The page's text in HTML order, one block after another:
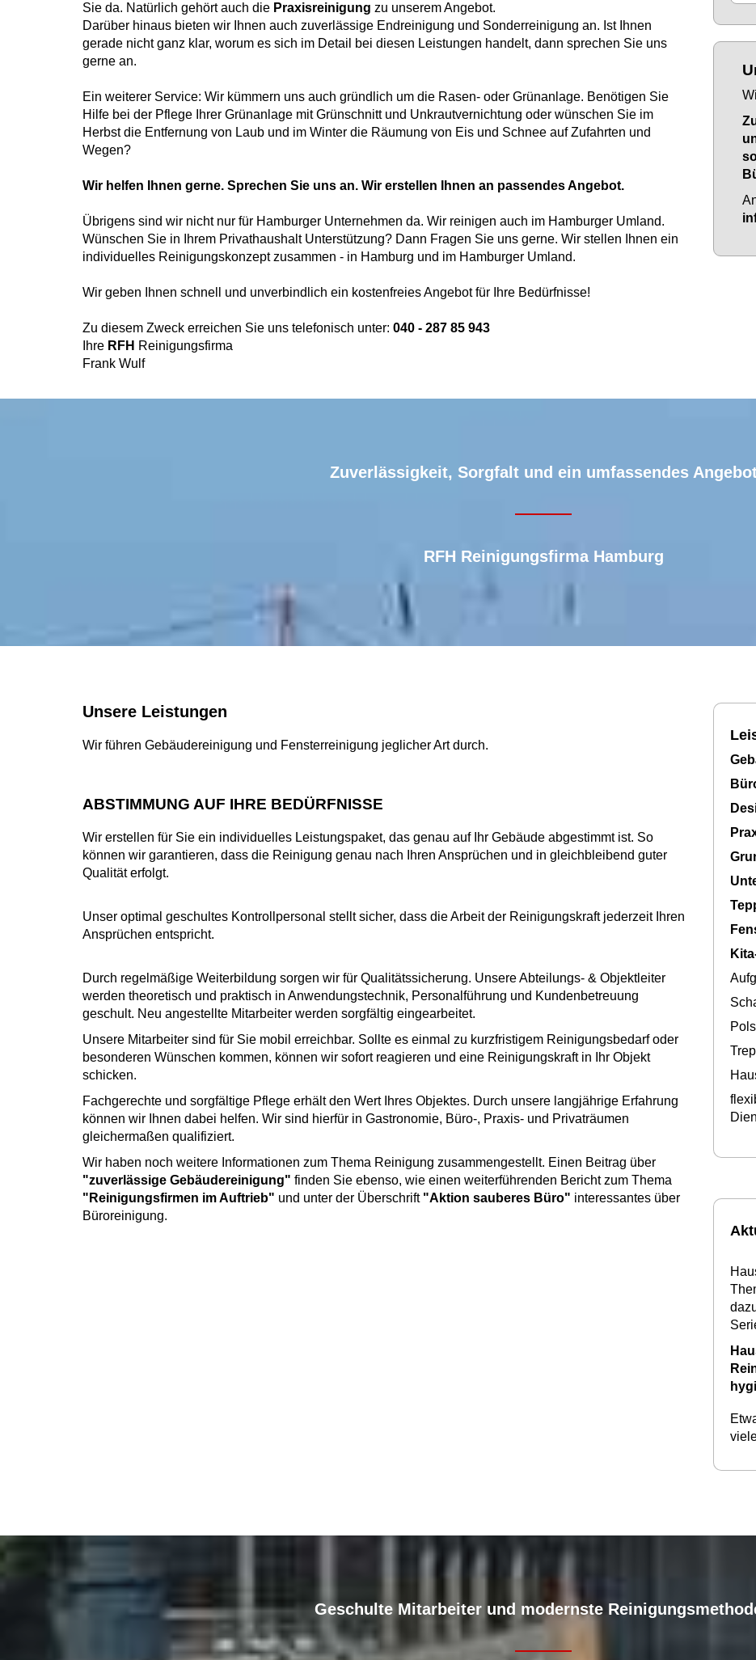
Sie da. Natürlich gehört auch die Praxisreinigung zu unserem Angebot.
Darüber hinaus bieten wir Ihnen auch zuverlässige Endreinigung und Sonderreinigung an. Ist Ihnen
gerade nicht ganz klar, worum es sich im Detail bei diesen Leistungen handelt, dann sprechen Sie uns
gerne an.
Ein weiterer Service: Wir kümmern uns auch gründlich um die Rasen- oder Grünanlage. Benötigen Sie
Hilfe bei der Pflege Ihrer Grünanlage mit Grünschnitt und Unkrautvernichtung oder wünschen Sie im
Herbst die Entfernung von Laub und im Winter die Räumung von Eis und Schnee auf Zufahrten und
Wegen?
Wir helfen Ihnen gerne. Sprechen Sie uns an. Wir erstellen Ihnen an passendes Angebot.
Übrigens sind wir nicht nur für Hamburger Unternehmen da. Wir reinigen auch im Hamburger Umland.
Wünschen Sie in Ihrem Privathaushalt Unterstützung? Dann Fragen Sie uns gerne. Wir stellen Ihnen ein
individuelles Reinigungskonzept zusammen - in Hamburg und im Hamburger Umland.
Wir geben Ihnen schnell und unverbindlich ein kostenfreies Angebot für Ihre Bedürfnisse!
Zu diesem Zweck erreichen Sie uns telefonisch unter: 040 - 287 85 943
Ihre RFH Reinigungsfirma
Frank Wulf
Zuverlässigkeit, Sorgfalt und ein umfassendes
RFH Reinigungsfirma Hamburg
Unsere Leistungen
Wir führen Gebäudereinigung und Fensterreinigung jeglicher Art durch.
ABSTIMMUNG AUF IHRE BEDÜRFNISSE
Wir erstellen für Sie ein individuelles Leistungspaket, das genau auf Ihr Gebäude abgestimmt ist. So
können wir garantieren, dass die Reinigung genau nach Ihren Ansprüchen und in gleichbleibend guter
Qualität erfolgt.
Unser optimal geschultes Kontrollpersonal stellt sicher, dass die Arbeit der Reinigungskraft jederzeit Ihren
Ansprüchen entspricht.
Durch regelmäßige Weiterbildung sorgen wir für Qualitätssicherung. Unsere Abteilungs- & Objektleiter
werden theoretisch und praktisch in Anwendungstechnik, Personalführung und Kundenbetreuung
geschult. Neu angestellte Mitarbeiter werden sorgfältig eingearbeitet.
Unsere Mitarbeiter sind für Sie mobil erreichbar. Sollte es einmal zu kurzfristigem Reinigungsbedarf oder
besonderen Wünschen kommen, können wir sofort reagieren und eine Reinigungskraft in Ihr Objekt
schicken.
Fachgerechte und sorgfältige Pflege erhält den Wert Ihres Objektes. Durch unsere langjährige Erfahrung
können wir Ihnen dabei helfen. Wir sind hierfür in Gastronomie, Büro-, Praxis- und Privaträumen
gleichermaßen qualifiziert.
Wir haben noch weitere Informationen zum Thema Reinigung zusammengestellt. Einen Beitrag über
"zuverlässige Gebäudereinigung" finden Sie ebenso, wie einen weiterführenden Bericht zum Thema
"Reinigungsfirmen im Auftrieb" und unter der Überschrift "Aktion sauberes Büro" interessantes über
Büroreinigung.
Geschulte Mitarbeiter und modernste